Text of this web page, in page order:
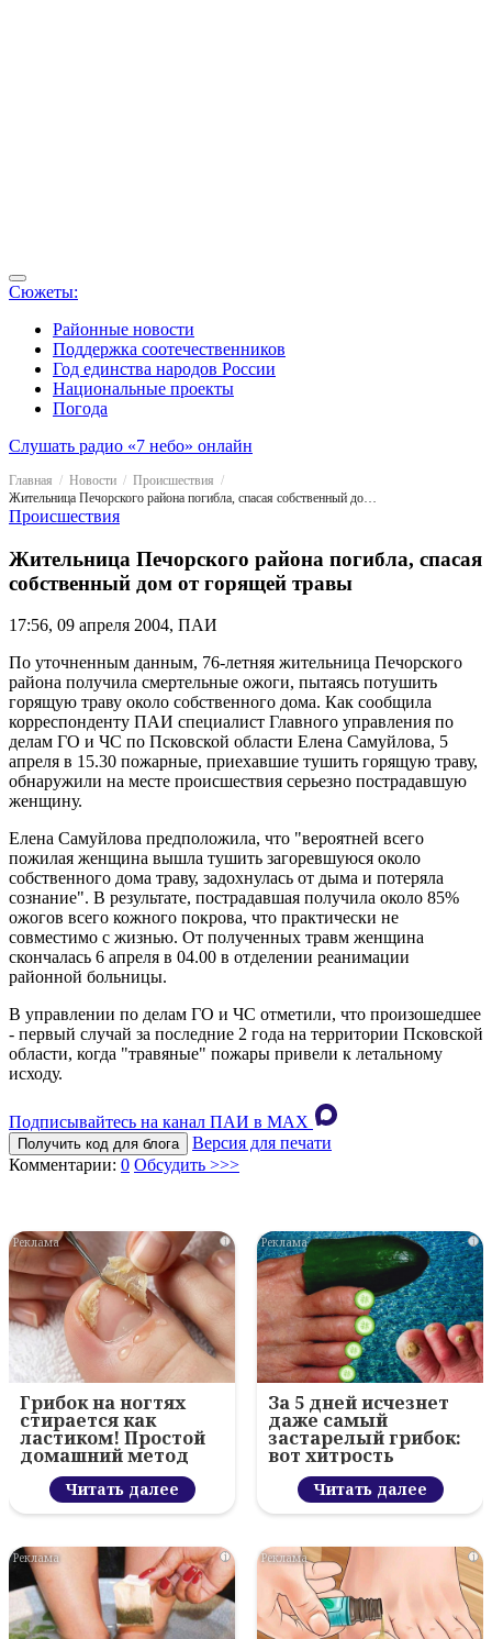
Сюжеты:
Районные новости
Поддержка соотечественников
Год единства народов России
Национальные проекты
Погода
Слушать радио «7 небо» онлайн
Главная Новости
Происшествия
Жительница Печорского района погибла, спасая собственный дом от горящей травы
Происшествия
Жительница Печорского района погибла, спасая
собственный дом от горящей травы
17:56, 09 апреля 2004, ПАИ
По уточненным данным, 76-летняя жительница Печорского
района получила смертельные ожоги, пытаясь потушить
горящую траву около собственного дома. Как сообщила
корреспонденту ПАИ специалист Главного управления по
делам ГО и ЧС по Псковской области Елена Самуйлова, 5
апреля в 15.30 пожарные, приехавшие тушить горящую траву,
обнаружили на месте происшествия серьезно пострадавшую
женщину.
Елена Самуйлова предположила, что "вероятней всего
пожилая женщина вышла тушить загоревшуюся около
собственного дома траву, задохнулась от дыма и потеряла
сознание". В результате, пострадавшая получила около 85%
ожогов всего кожного покрова, что практически не
совместимо с жизнью. От полученных травм женщина
скончалась 6 апреля в 04.00 в отделении реанимации
районной больницы.
В управлении по делам ГО и ЧС отметили, что произошедшее
- первый случай за последние 2 года на территории Псковской
области, когда "травяные" пожары привели к летальному
исходу.
Подписывайтесь на канал ПАИ в MAХ
Получить код для блога
Версия для печати
Комментарии: 0 Обсудить >>>
i
Грибок на ногтях
стирается как
ластиком! Простой
домашний метод
Читать далее
i
За 5 дней исчезнет
даже самый
застарелый грибок:
вот хитрость
Читать далее
i i